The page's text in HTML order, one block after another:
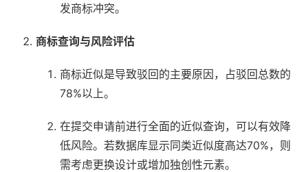
发商标冲突。
商标查询与风险评估
商标近似是导致驳回的主要原因，占驳回总数的
78%以上。
在提交申请前进行全面的近似查询，可以有效降
低风险。若数据库显示同类近似度高达70%，则
需考虑更换设计或增加独创性元素。